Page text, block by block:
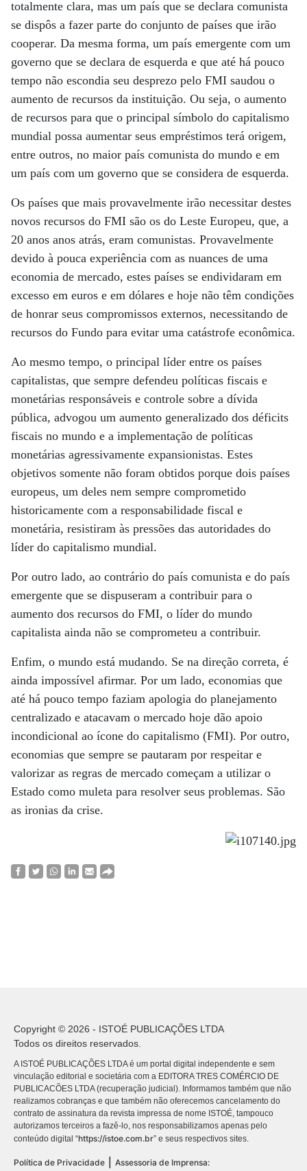
totalmente clara, mas um país que se declara comunista
se dispôs a fazer parte do conjunto de países que irão
cooperar. Da mesma forma, um país emergente com um
governo que se declara de esquerda e que até há pouco
tempo não escondia seu desprezo pelo FMI saudou o
aumento de recursos da instituição. Ou seja, o aumento
de recursos para que o principal símbolo do capitalismo
mundial possa aumentar seus empréstimos terá origem,
entre outros, no maior país comunista do mundo e em
um país com um governo que se considera de esquerda.
Os países que mais provavelmente irão necessitar destes
novos recursos do FMI são os do Leste Europeu, que, a
20 anos anos atrás, eram comunistas. Provavelmente
devido à pouca experiência com as nuances de uma
economia de mercado, estes países se endividaram em
excesso em euros e em dólares e hoje não têm condições
de honrar seus compromissos externos, necessitando de
recursos do Fundo para evitar uma catástrofe econômica.
Ao mesmo tempo, o principal líder entre os países
capitalistas, que sempre defendeu políticas fiscais e
monetárias responsáveis e controle sobre a dívida
pública, advogou um aumento generalizado dos déficits
fiscais no mundo e a implementação de políticas
monetárias agressivamente expansionistas. Estes
objetivos somente não foram obtidos porque dois países
europeus, um deles nem sempre comprometido
historicamente com a responsabilidade fiscal e
monetária, resistiram às pressões das autoridades do
líder do capitalismo mundial.
Por outro lado, ao contrário do país comunista e do país
emergente que se dispuseram a contribuir para o
aumento dos recursos do FMI, o líder do mundo
capitalista ainda não se comprometeu a contribuir.
Enfim, o mundo está mudando. Se na direção correta, é
ainda impossível afirmar. Por um lado, economias que
até há pouco tempo faziam apologia do planejamento
centralizado e atacavam o mercado hoje dão apoio
incondicional ao ícone do capitalismo (FMI). Por outro,
economias que sempre se pautaram por respeitar e
valorizar as regras de mercado começam a utilizar o
Estado como muleta para resolver seus problemas. São
as ironias da crise.
Copyright © 2026 - ISTOÉ PUBLICAÇÕES LTDA
Todos os direitos reservados.
A ISTOÉ PUBLICAÇÕES LTDA é um portal digital independente e sem
vinculação editorial e societária com a EDITORA TRES COMÉRCIO DE
PUBLICACÕES LTDA (recuperação judicial). Informamos também que não
realizamos cobranças e que também não oferecemos cancelamento do
contrato de assinatura da revista impressa de nome ISTOÉ, tampouco
autorizamos terceiros a fazê-lo, nos responsabilizamos apenas pelo
conteúdo digital “https://istoe.com.br” e seus respectivos sites.
Política de Privacidade | Assessoria de Imprensa: